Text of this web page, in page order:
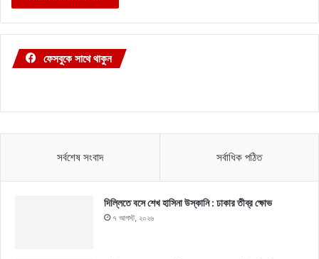
ফেসবুকে সাথে থাকুন
সর্বশেষ সংবাদ সর্বাধিক পঠিত
দিল্লিতে বসে শেখ হাসিনা উস্কানি : ঢাকার তীব্র ক্ষোভ
৭ আগস্ট, ২০২৬